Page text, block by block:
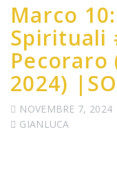
Marco
Spirituali
Pecoraro
2024)
NOVEMBRE 7, 2024
GIANLUCA